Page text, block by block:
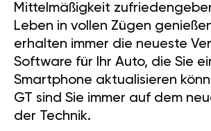
Mittelmäßigkeit
Leben in vollen Zügen
erhalten immer die neueste
Software für Ihr Auto, die Sie
Smartphone aktualisieren
GT sind Sie immer auf dem
der Technik.